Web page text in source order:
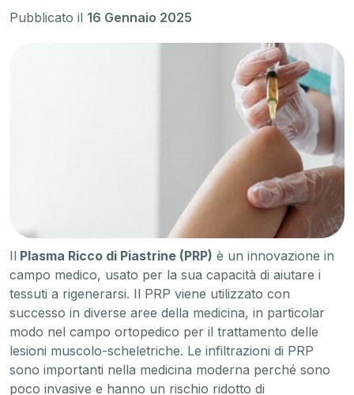
Pubblicato il 16 Gennaio 2025
Il Plasma Ricco di Piastrine (PRP) è un innovazione in
campo medico, usato per la sua capacità di aiutare i
tessuti a rigenerarsi. Il PRP viene utilizzato con
successo in diverse aree della medicina, in particolar
modo nel campo ortopedico per il trattamento delle
lesioni muscolo-scheletriche. Le infiltrazioni di PRP
sono importanti nella medicina moderna perché sono
poco invasive e hanno un rischio ridotto di